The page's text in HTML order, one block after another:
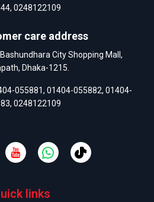
, 0248122109
care address
City Shopping Mall,
Dhaka-1215.
055881, 01404-055882, 01404-
, 0248122109
links